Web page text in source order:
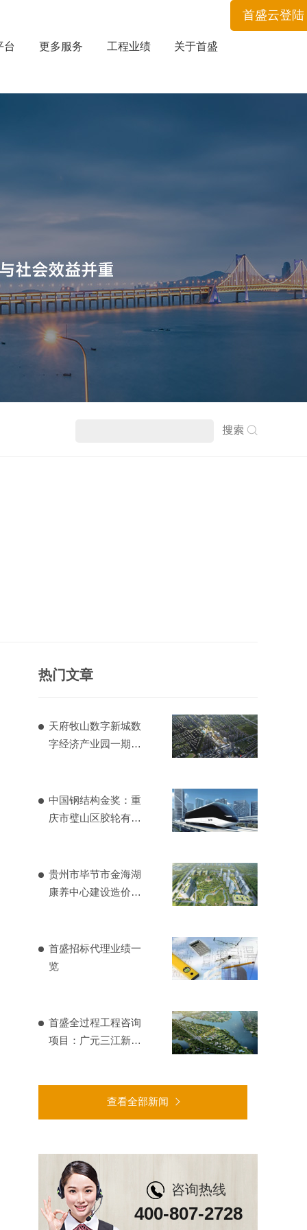
台 更多服务 工程业绩 关于首盛
首盛云登陆
热门文章
天府牧山数字新城数
字经济产业园一期造
中国钢结构金奖：重
庆市璧山区胶轮有轨
贵州市毕节市金海湖
康养中心建设造价项
首盛招标代理业绩一
览
首盛全过程工程咨询
项目：广元三江新区
查看全部新闻
咨询热线
400-807-2728